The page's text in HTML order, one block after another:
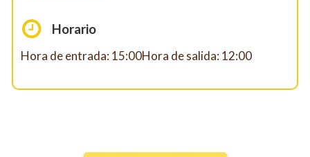
Horario
Hora de entrada: 15:00Hora de salida: 12:00